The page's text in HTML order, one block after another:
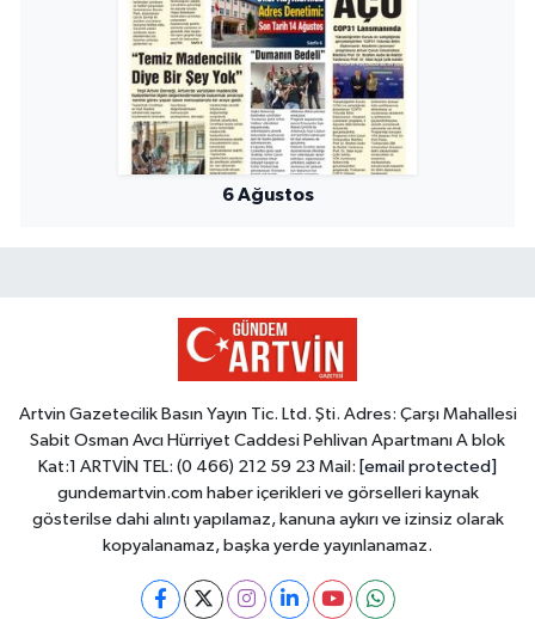
6 Ağustos
Artvin Gazetecilik Basın Yayın Tic. Ltd. Şti. Adres: Çarşı Mahallesi
Sabit Osman Avcı Hürriyet Caddesi Pehlivan Apartmanı A blok
Kat:1 ARTVİN TEL: (0 466) 212 59 23 Mail: [email protected]
gundemartvin.com haber içerikleri ve görselleri kaynak
gösterilse dahi alıntı yapılamaz, kanuna aykırı ve izinsiz olarak
kopyalanamaz, başka yerde yayınlanamaz.